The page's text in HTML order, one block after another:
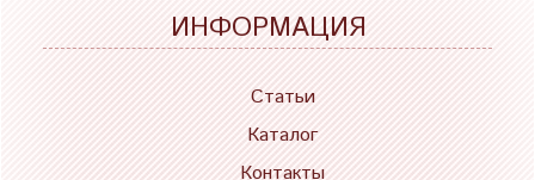
ИНФОРМАЦИЯ
Статьи
Каталог
Контакты